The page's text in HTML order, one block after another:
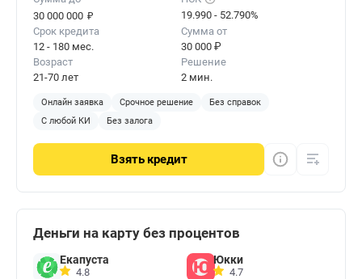
30 000 000 ₽
19.990 - 52.790%
Срок кредита
12 - 180 мес.
Сумма от
30 000 ₽
Возраст
21-70 лет
Решение
2 мин.
Онлайн заявка Срочное решение
Без справок
С любой КИ
Без залога
Взять кредит
Деньги на карту без процентов
Екапуста
4.8
Юкки
4.7